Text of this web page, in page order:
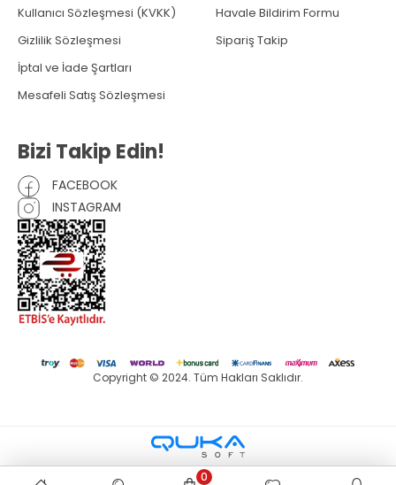
Kullanıcı Sözleşmesi (KVKK)
Gizlilik Sözleşmesi
İptal ve İade Şartları
Mesafeli Satış Sözleşmesi
Havale Bildirim Formu
Sipariş Takip
Bizi Takip Edin!
FACEBOOK
INSTAGRAM
Copyright © 2024. Tüm Hakları Saklıdır.
0